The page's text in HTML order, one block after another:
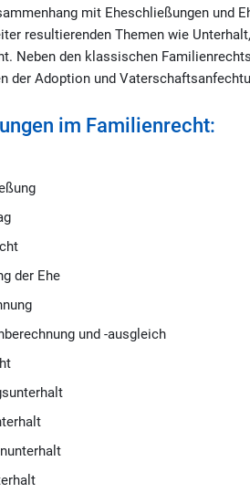
mit Eheschließungen und
resultierenden Themen wie
Neben den klassischen
der Adoption und
im Familienrecht:
der Ehe
und -ausgleich